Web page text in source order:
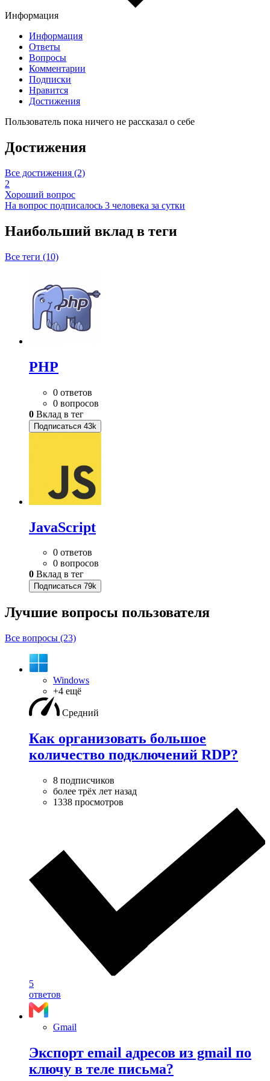
Информация
Информация
Ответы
Вопросы
Комментарии
Подписки
Нравится
Достижения
Пользователь пока ничего не рассказал о себе
Достижения
Все достижения (2)
2
Хороший вопрос
На вопрос подписалось 3 человека за сутки
Наибольший вклад в теги
Все теги (10)
PHP
0 ответов
0 вопросов
0 Вклад в тег
Подписаться 43k
JavaScript
0 ответов
0 вопросов
0 Вклад в тег
Подписаться 79k
Лучшие вопросы пользователя
Все вопросы (23)
Windows
+4 ещё
Средний
Как организовать большое
количество подключений RDP?
8 подписчиков
более трёх лет назад
1338 просмотров
5
ответов
Gmail
Экспорт email адресов из gmail по
ключу в теле письма?